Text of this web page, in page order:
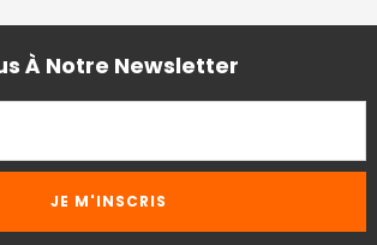
À Notre Newsletter